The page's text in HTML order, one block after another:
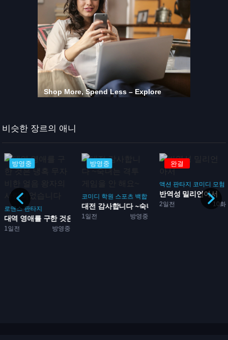
비슷한 장르의 애니
방영중
로맨스 판타지
1일전 방영중
대역 영애를 구한 것은 냉혹...
방영중
코미디 학원 스포츠 백합
1일전 방영중
대전 감사합니다 ~숙녀는 격...
완결
액션 판타지 코미디 모험
2일전 10화
반역성 밀리언아서